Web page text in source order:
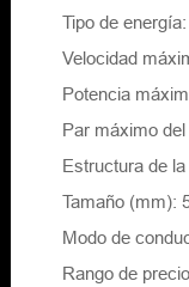
Tipo de
Velocidad
Potencia
Par máximo
Estructura de
Tamaño (mm):
Modo de
Rango de